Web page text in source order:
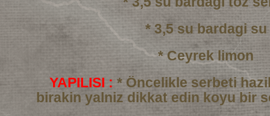
* 3,5 su bardagi su
* Ceyrek limon
YAPILISI : * Öncelikle serbeti
birakin yalniz dikkat edin koyu bir